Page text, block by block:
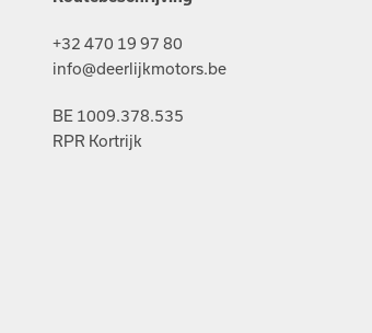
+32 470 19 97 80
info@deerlijkmotors.be
BE 1009.378.535
RPR Kortrijk